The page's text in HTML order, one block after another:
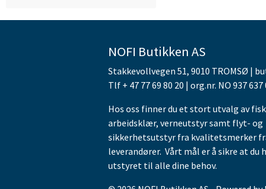
NOFI Butikken AS
Stakkevollvegen 51, 9010 TROMSØ |
Tlf + 47 77 69 80 20 | org.nr. NO 937 637
Hos oss finner du et stort utvalg av
arbeidsklær, verneutstyr samt flyt- og
sikkerhetsutstyr fra kvalitetsmerker
leverandører. Vårt mål er å sikre at du
utstyret til alle dine behov.